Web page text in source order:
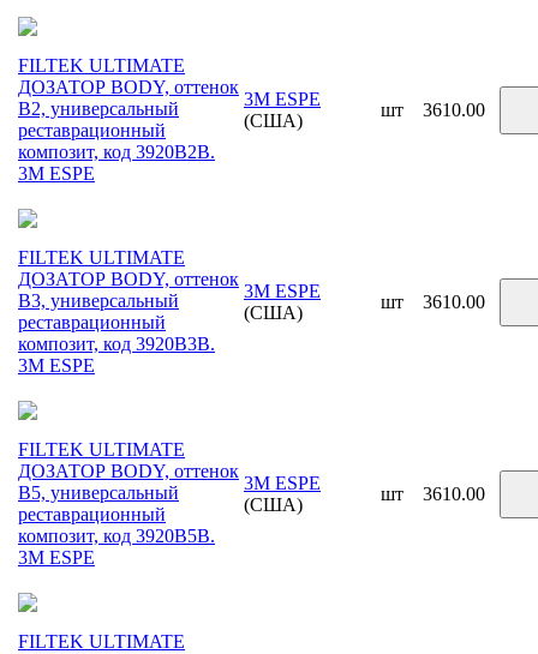
FILTEK ULTIMATE
ДОЗАТОР BODY, оттенок
B2, универсальный
реставрационный
композит, код 3920B2B.
3М ESPE
3M ESPE
(США)
шт 3610.00
FILTEK ULTIMATE
ДОЗАТОР BODY, оттенок
B3, универсальный
реставрационный
композит, код 3920B3B.
3М ESPE
3M ESPE
(США)
шт 3610.00
FILTEK ULTIMATE
ДОЗАТОР BODY, оттенок
B5, универсальный
реставрационный
композит, код 3920B5B.
3М ESPE
3M ESPE
(США)
шт 3610.00
FILTEK ULTIMATE